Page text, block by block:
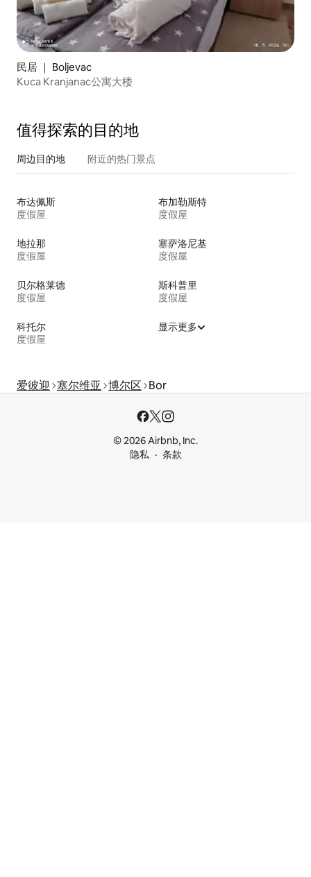
民居 ｜ Boljevac
Kuca Kranjanac公寓大楼
值得探索的目的地
周边目的地 附近的热门景点
布达佩斯
度假屋
布加勒斯特
度假屋
地拉那
度假屋
塞萨洛尼基
度假屋
贝尔格莱德
度假屋
斯科普里
度假屋
科托尔
度假屋
显示更多
爱彼迎 塞尔维亚 博尔区 Bor
© 2026 Airbnb, Inc.
隐私
条款